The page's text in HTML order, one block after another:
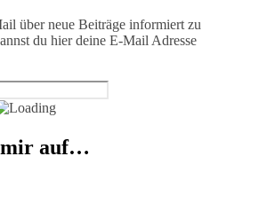
über neue Beiträge informiert zu
du hier deine E-Mail Adresse
mir auf…